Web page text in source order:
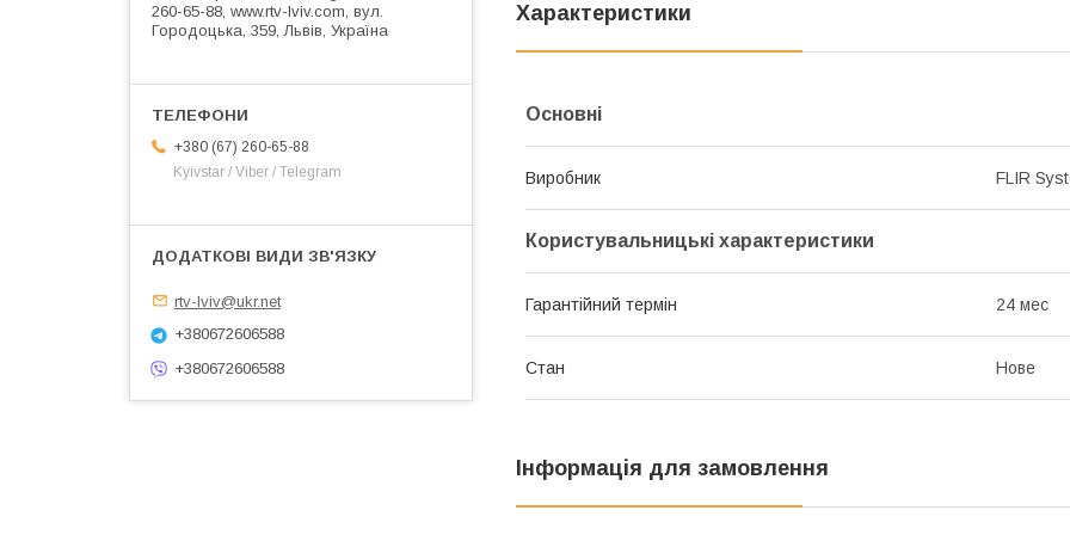
Характеристики
Основні
Виробник FLIR
Користувальницькі характеристики
Гарантійний термін 24 мес
Стан Нове
Інформація для замовлення
260-65-88, www.rtv-lviv.com, вул.
Городоцька, 359, Львів, Україна
+380 (67) 260-65-88
Kyivstar / Viber / Telegram
rtv-lviv@ukr.net
+380672606588
+380672606588